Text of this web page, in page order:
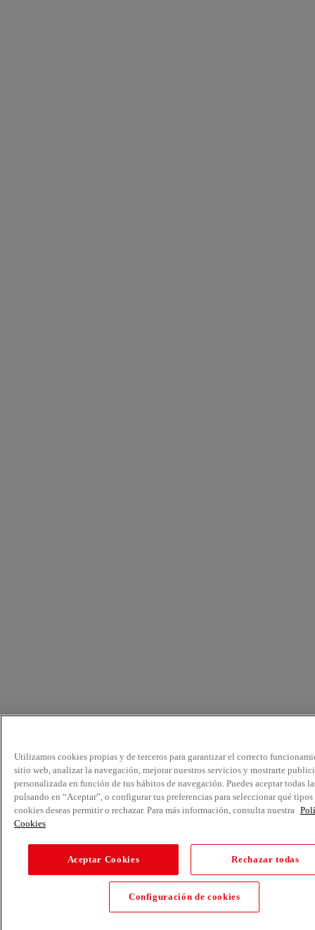
Utilizamos cookies propias y de terceros para garantizar el correcto
sitio web, analizar la navegación, mejorar nuestros servicios y mostrarte
personalizada en función de tus hábitos de navegación. Puedes aceptar todas
pulsando en “Aceptar”, o configurar tus preferencias para seleccionar qué tipos
cookies deseas permitir o rechazar. Para más información, consulta nuestra
Cookies
Aceptar Cookies Rechazar todas
Configuración de cookies